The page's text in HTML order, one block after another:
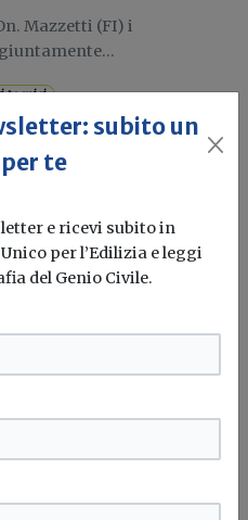
Mazzetti (FI) i
tecnici
sui pagamenti
Confprofessioni
e discriminatoria nei
subito un
te
e ricevi subito in
per l’Edilizia e leggi
del Genio Civile.